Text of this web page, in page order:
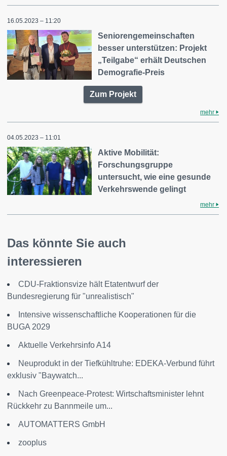
16.05.2023 – 11:20
Seniorengemeinschaften
besser unterstützen: Projekt
„Teilgabe“ erhält Deutschen
Demografie-Preis
Zum Projekt
mehr
04.05.2023 – 11:01
Aktive Mobilität:
Forschungsgruppe
untersucht, wie eine gesunde
Verkehrswende gelingt
mehr
Das könnte Sie auch
interessieren
CDU-Fraktionsvize hält Etatentwurf der
Bundesregierung für "unrealistisch"
Intensive wissenschaftliche Kooperationen für die
BUGA 2029
Aktuelle Verkehrsinfo A14
Neuprodukt in der Tiefkühltruhe: EDEKA-Verbund führt
exklusiv "Baywatch...
Nach Greenpeace-Protest: Wirtschaftsminister lehnt
Rückkehr zu Bannmeile um...
AUTOMATTERS GmbH
zooplus